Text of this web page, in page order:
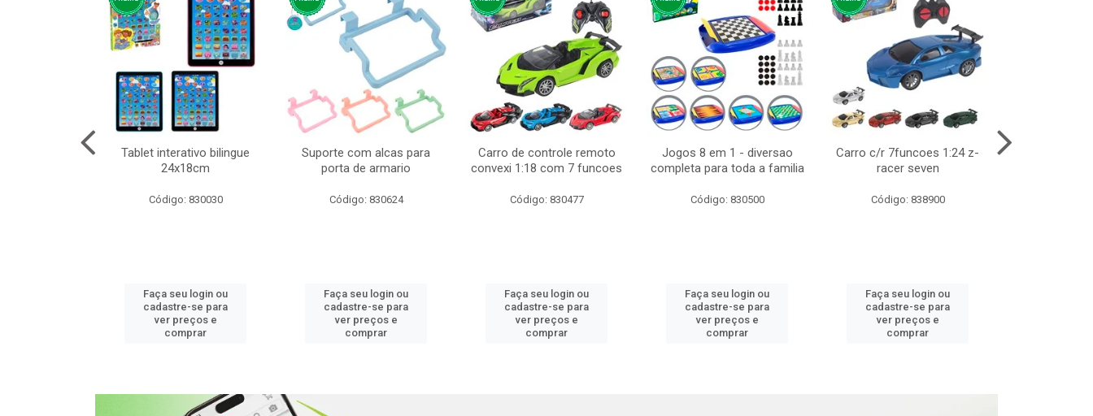
Tablet interativo bilingue
24x18cm
Código: 830030
Faça seu login ou
cadastre-se para
ver preços e
comprar
Suporte com alcas para
porta de armario
Código: 830624
Faça seu login ou
cadastre-se para
ver preços e
comprar
Carro de controle remoto
convexi 1:18 com 7 funcoes
Código: 830477
Faça seu login ou
cadastre-se para
ver preços e
comprar
Jogos 8 em 1 - diversao
completa para toda a familia
Código: 830500
Faça seu login ou
cadastre-se para
ver preços e
comprar
Carro c/r 7funcoes 1:24 z-
racer seven
Código: 838900
Faça seu login ou
cadastre-se para
ver preços e
comprar